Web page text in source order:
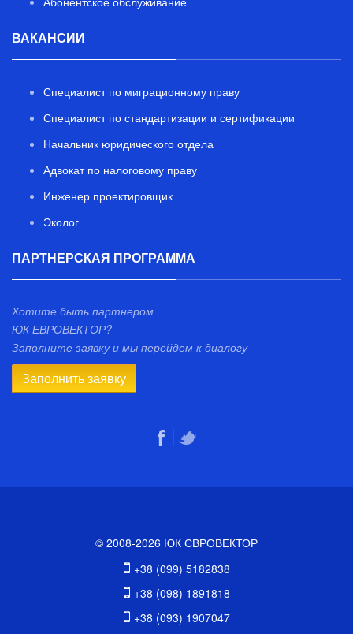
ВАКАНСИИ
Специалист по миграционному праву
Специалист по стандартизации и сертификации
Начальник юридического отдела
Адвокат по налоговому праву
Инженер проектировщик
Эколог
ПАРТНЕРСКАЯ ПРОГРАММА
Хотите быть партнером
ЮК ЕВРОВЕКТОР?
Заполните заявку и мы перейдем к диалогу
Заполнить заявку
© 2008-2026 ЮК ЄВРОВЕКТОР
+38 (099) 5182838
+38 (098) 1891818
+38 (093) 1907047